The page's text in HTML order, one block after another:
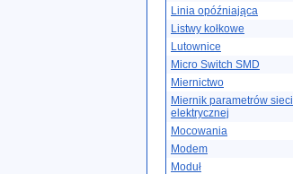
Linia opóźniająca
Listwy kołkowe
Lutownice
Micro Switch SMD
Miernictwo
Miernik parametrów sieci
elektrycznej
Mocowania
Modem
Moduł